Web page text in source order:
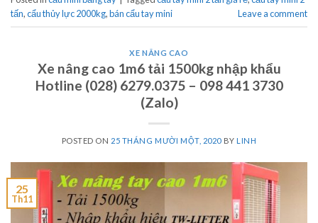
tấn,cẩu thủy lực 2000kg,bán cẩu tay mini Leave a comment
XE NÂNG CAO
Xe nâng cao 1m6 tải 1500kg nhập khẩu
Hotline (028) 6279.0375 – 098 441 3730
(Zalo)
POSTED ON 25 THÁNG MƯỜI MỘT, 2020 BYLINH
25
Th11